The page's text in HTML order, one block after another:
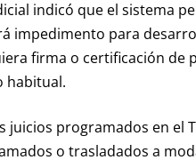
indicó que el sistema
impedimento para
firma o certificación de
habitual.
juicios programados en
o trasladados a